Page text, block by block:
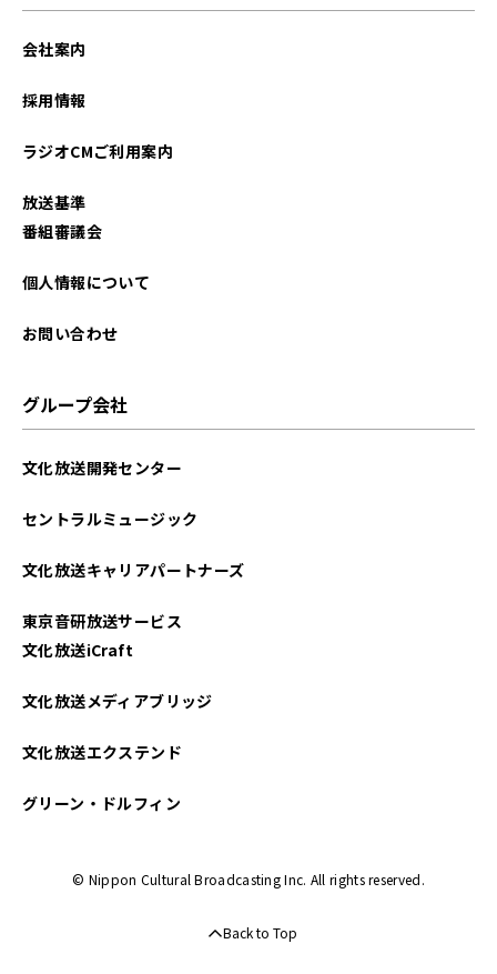
会社案内
採用情報
ラジオCMご利用案内
放送基準
番組審議会
個人情報について
お問い合わせ
グループ会社
文化放送開発センター
セントラルミュージック
文化放送キャリアパートナーズ
東京音研放送サービス
文化放送iCraft
文化放送メディアブリッジ
文化放送エクステンド
グリーン・ドルフィン
© Nippon Cultural Broadcasting Inc. All rights reserved.
Back to Top